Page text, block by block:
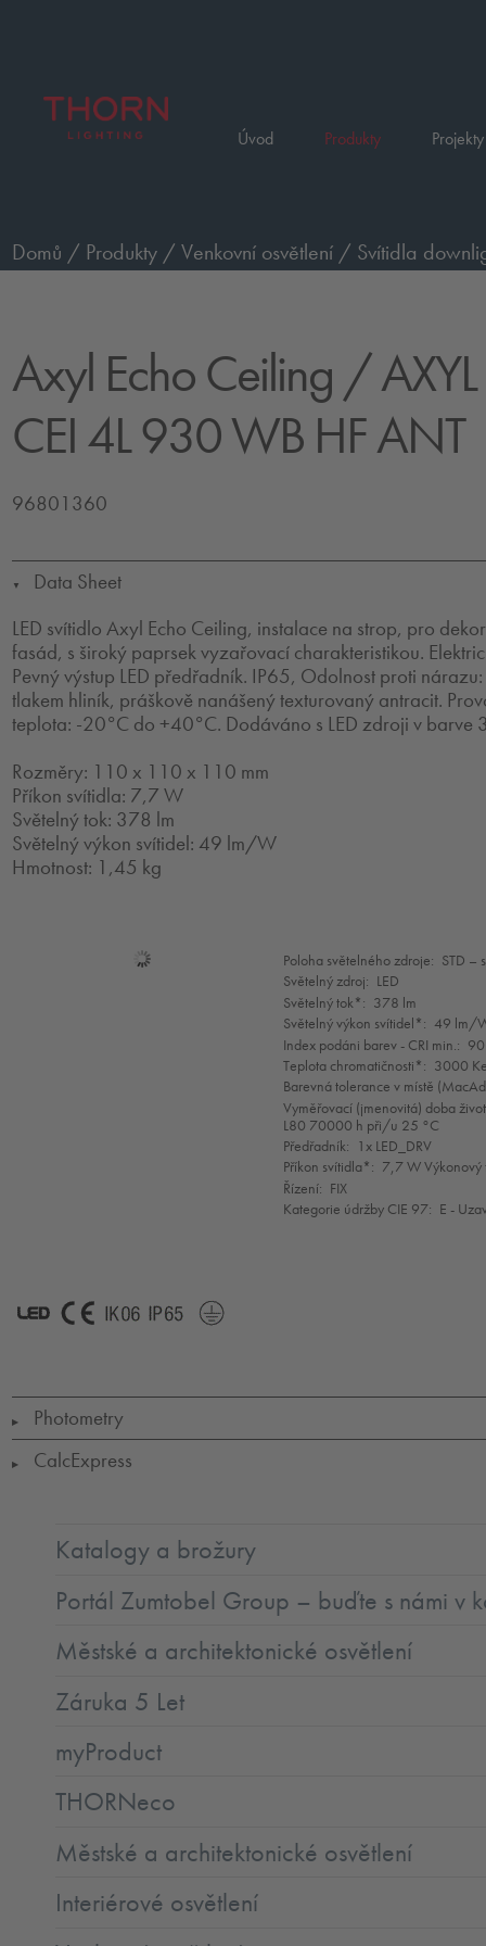
Úvod Produkty
Domů / Produkty /Venkovní osvětlení / Svítidla
Axyl Echo Ceiling /
CEI 4L 930 WB HF ANT
96801360
▼
Data Sheet
LED svítidlo Axyl Echo Ceiling, instalace na strop, pro
fasád, s široký paprsek vyzařovací charakteristikou.
Pevný výstup LED předřadník. IP65, Odolnost proti
tlakem hliník, práškově nanášený texturovaný antracit.
teplota: -20°C do +40°C. Dodáváno s LED zdroji v barve
Rozměry: 110 x 110 x 110 mm
Příkon svítidla: 7,7 W
Světelný tok: 378 lm
Světelný výkon svítidel: 49 lm/W
Hmotnost: 1,45 kg
Mode
selection
Poloha světelného zdroje: STD –
Světelný zdroj: LED
Světelný tok*: 378 lm
Světelný výkon svítidel*: 49 lm/
Index podáni barev - CRI min.: 90
Teplota chromatičnosti*: 3000
Barevná tolerance v místě
Vyměřovací (jmenovitá) doba
L80 70000 h při/u 25 °C
Předřadník: 1x LED_DRV
Příkon svítidla*: 7,7 W
Řízení: FIX
Kategorie údržby CIE 97: E -
▶ Photometry
▶ CalcExpress
Katalogy a brožury
Portál Zumtobel Group – buďte s námi v
Městské a architektonické osvětlení
Záruka 5 Let
myProduct
THORNeco
Městské a architektonické osvětlení
Interiérové osvětlení